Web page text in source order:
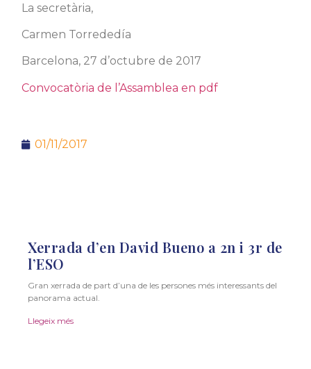
La secretària,
Carmen Torrededía
Barcelona, 27 d’octubre de 2017
Convocatòria de l’Assamblea en pdf
01/11/2017
Xerrada d’en David Bueno a 2n i 3r de
l’ESO
Gran xerrada de part d’una de les persones més interessants del
panorama actual.
Llegeix més